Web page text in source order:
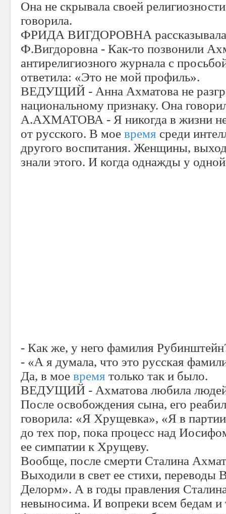
Она не скрывала своей
говорила.
ФРИДА ВИГДОРОВНА
Ф.Вигдоровна - Как-то позвонили
антирелигиозного журнала с
ответила: «Это не мой профиль».
ВЕДУЩИЙ - Анна Ахматова не
национальному признаку. Она
А.АХМАТОВА - Я никогда в жизни не
от русского. В мое время среди
другого воспитания. Женщины,
знали этого. И когда однажды у
- Как же, у него фамилия
- «А я думала, что это русская
Да, в мое время только так и было.
ВЕДУЩИЙ - Ахматова любила людей
После освобождения сына, его
говорила: «Я Хрущевка», «Я в
до тех пор, пока процесс над
ее симпатии к Хрущеву.
Вообще, после смерти Сталина
Выходили в свет ее стихи, переводы
Делорм». А в годы правления
невыносима. И вопреки всем бедам и